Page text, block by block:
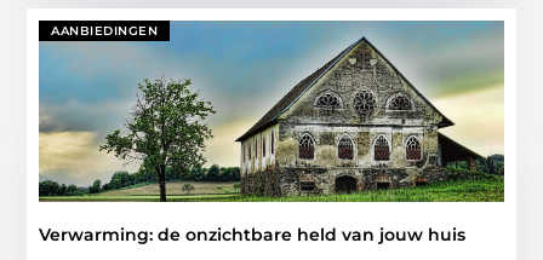
AANBIEDINGEN
Verwarming: de onzichtbare held van jouw huis